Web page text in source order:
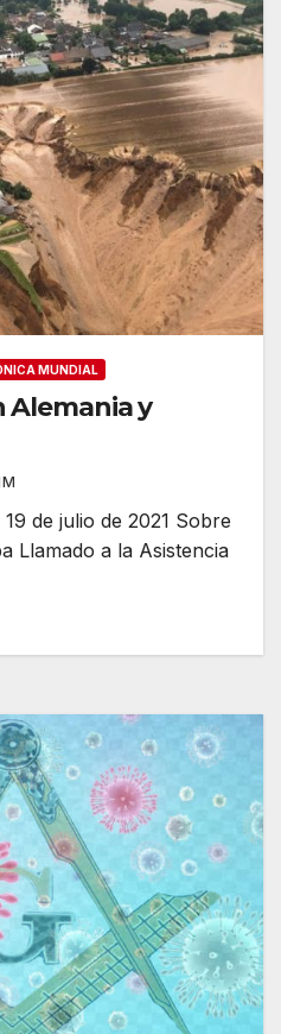
MUNDIAL
Alemania y
de julio de 2021 Sobre
Llamado a la Asistencia